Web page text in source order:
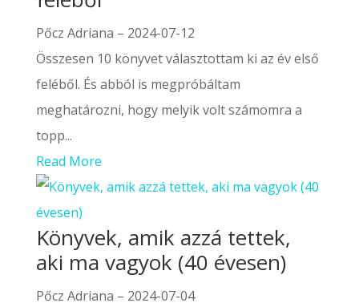
Pőcz Adriana – 2024-07-12
Összesen 10 könyvet választottam ki az év első
feléből. És abból is megpróbáltam
meghatározni, hogy melyik volt számomra a
topp...
Read More
Könyvek, amik azzá tettek,
aki ma vagyok (40 évesen)
Pőcz Adriana – 2024-07-04